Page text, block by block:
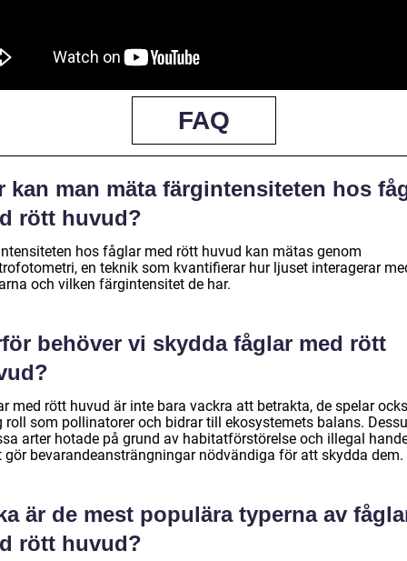
FAQ
kan man mäta färgintensiteten hos
rött huvud?
hos fåglar med rött huvud kan mätas genom
en teknik som kvantifierar hur ljuset interagerar
och vilken färgintensitet de har.
behöver vi skydda fåglar med rött
med rött huvud är inte bara vackra att betrakta, de spelar
roll som pollinatorer och bidrar till ekosystemets balans.
arter hotade på grund av habitatförstörelse och illegal
gör bevarandeansträngningar nödvändiga för att skydda dem.
är de mest populära typerna av
rött huvud?